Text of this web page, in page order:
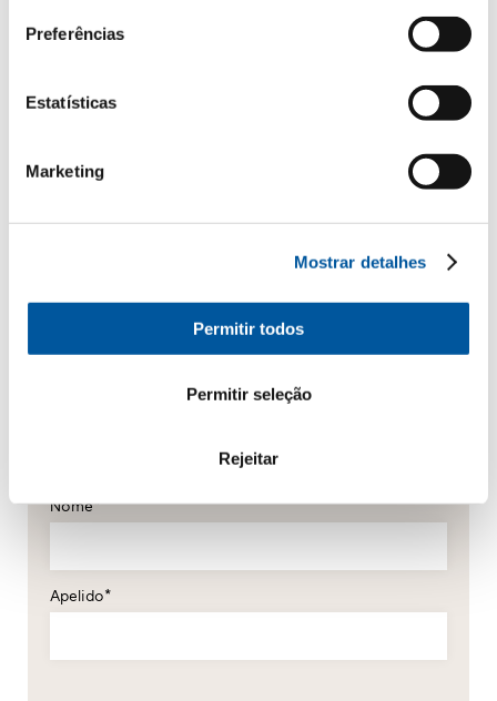
Preferências
Estatísticas
Marketing
Mostrar detalhes
Permitir todos
Permitir seleção
Rejeitar
Obra nova
Os seus dados pessoais
Senhora
Nome*
Apelido*